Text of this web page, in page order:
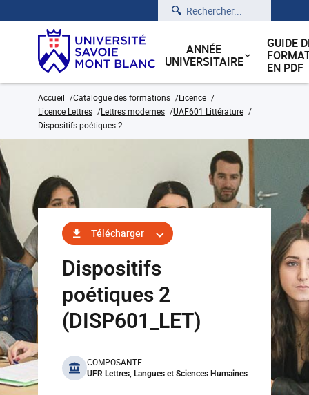
Rechercher
ANNÉE
UNIVERSITAIRE
GUIDE
EN PDF
Accueil Catalogue des formations
Licence
Licence Lettres
Lettres modernes
UAF601 Littérature
Dispositifs poétiques 2
Télécharger
Dispositifs
poétiques 2
(DISP601_LET)
benefits
COMPOSANTE
UFR Lettres, Langues et Sciences Humaines